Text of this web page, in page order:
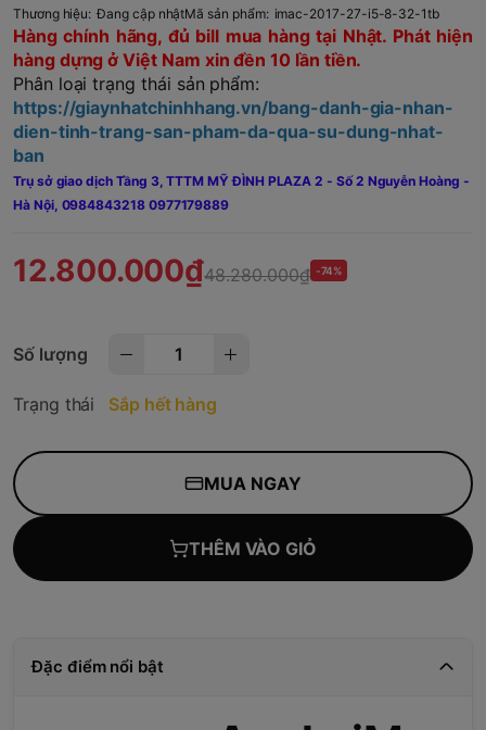
Thương hiệu: Đang cập nhậtMã sản phẩm: imac-2017-27-i5-8-32-1tb
Hàng chính hãng, đủ bill mua hàng tại Nhật. Phát hiện
hàng dựng ở Việt Nam xin đền 10 lần tiền.
Phân loại trạng thái sản phẩm:
https://giaynhatchinhhang.vn/bang-danh-gia-nhan-
dien-tinh-trang-san-pham-da-qua-su-dung-nhat-
ban
Trụ sở giao dịch Tầng 3, TTTM MỸ ĐÌNH PLAZA 2 - Số 2 Nguyễn Hoàng -
Hà Nội, 0984843218 0977179889
12.800.000₫48.280.000₫ -74%
Số lượng
Trạng thái Sắp hết hàng
MUA NGAY
THÊM VÀO GIỎ
Đặc điểm nổi bật